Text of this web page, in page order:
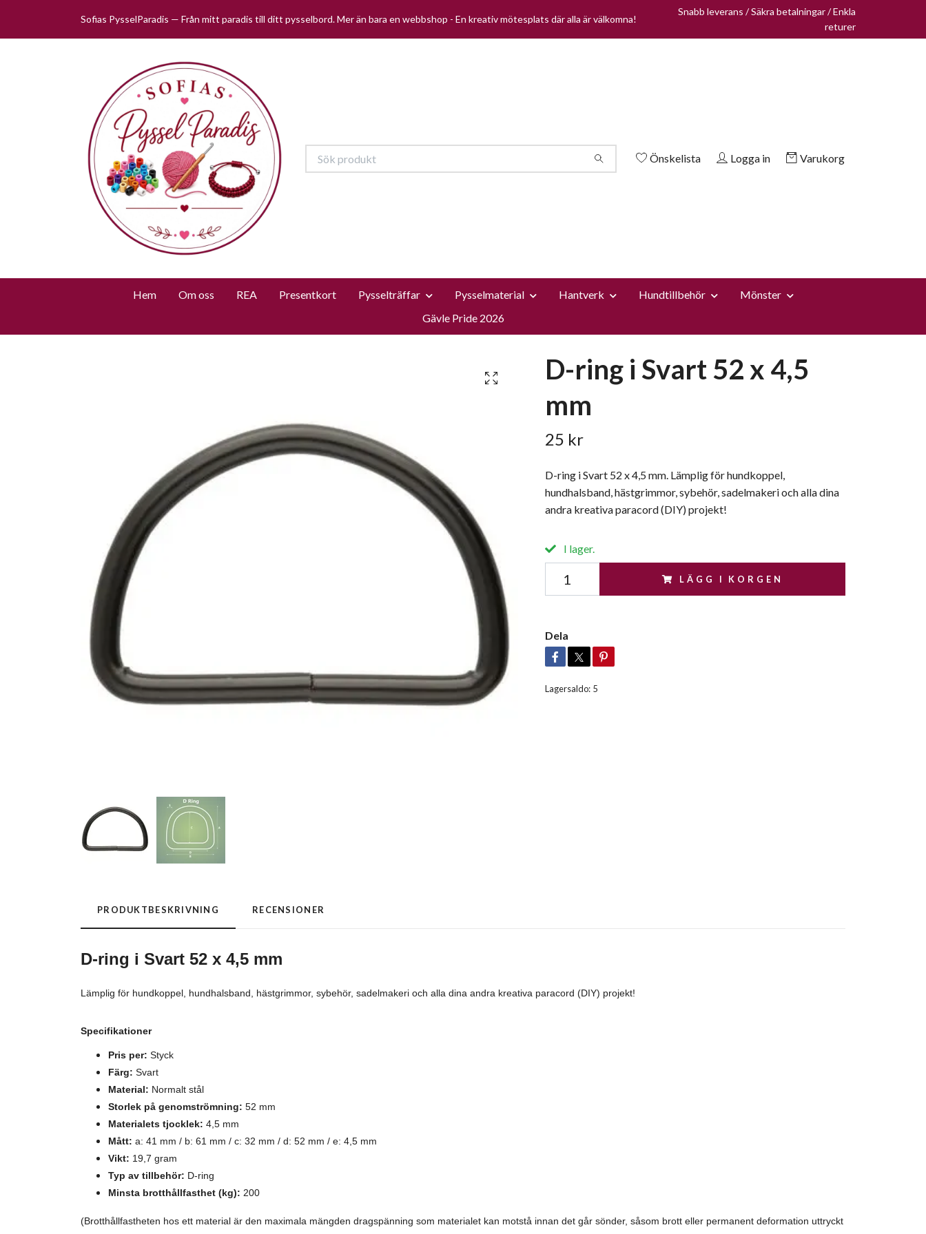
Sofias PysselParadis — Från mitt paradis till ditt pysselbord. Mer än bara en webbshop - En kreativ mötesplats där alla är välkomna!
Snabb leverans / Säkra betalningar / Enkla
returer
Önskelista Logga in Varukorg
Hem Om oss REA Presentkort Pysselträffar Pysselmaterial Hantverk Hundtillbehör
Mönster
Gävle Pride 2026
D-ring i Svart 52 x 4,5
mm
25 kr
D-ring i Svart 52 x 4,5 mm. Lämplig för hundkoppel,
hundhalsband, hästgrimmor, sybehör, sadelmakeri och alla dina
andra kreativa paracord (DIY) projekt!
I lager.
LÄGG I KORGEN
Dela
Lagersaldo: 5
PRODUKTBESKRIVNING RECENSIONER
D-ring i Svart 52 x 4,5 mm
Lämplig för hundkoppel, hundhalsband, hästgrimmor, sybehör, sadelmakeri och alla dina andra kreativa paracord (DIY) projekt!
Specifikationer
Pris per: Styck
Färg: Svart
Material: Normalt stål
Storlek på genomströmning: 52 mm
Materialets tjocklek: 4,5 mm
Mått: a: 41 mm / b: 61 mm / c: 32 mm / d: 52 mm / e: 4,5 mm
Vikt: 19,7 gram
Typ av tillbehör: D-ring
Minsta brotthållfasthet (kg): 200
(Brotthållfastheten hos ett material är den maximala mängden dragspänning som materialet kan motstå innan det går sönder, såsom brott eller permanent deformation uttryckt